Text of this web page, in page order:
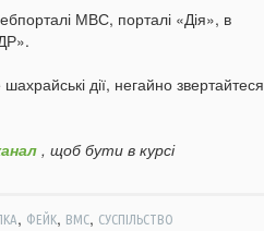
МВС, порталі «Дія», в
дії, негайно звертайтеся
, щоб бути в курсі
, ФЕЙК, ВМС, СУСПІЛЬСТВО